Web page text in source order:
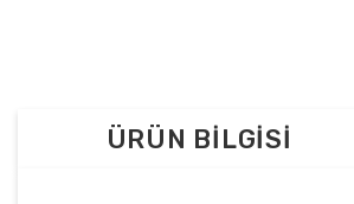
ÜRÜN BİLGİSİ